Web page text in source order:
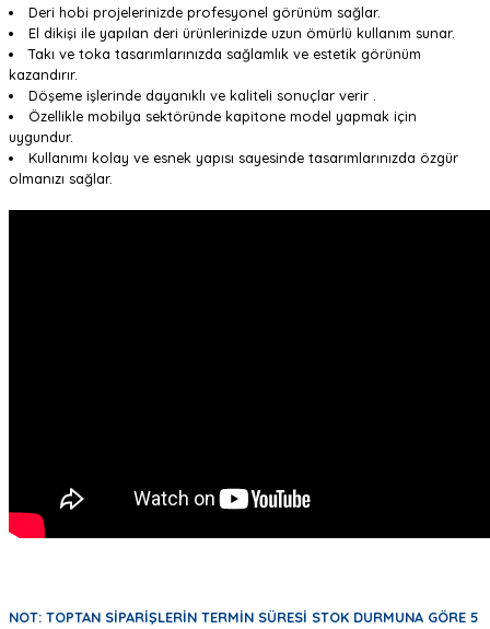
Deri hobi projelerinizde profesyonel görünüm sağlar.
El dikişi ile yapılan deri ürünlerinizde uzun ömürlü kullanım sunar.
Takı ve toka tasarımlarınızda sağlamlık ve estetik görünüm
kazandırır.
Döşeme işlerinde dayanıklı ve kaliteli sonuçlar verir .
Özellikle mobilya sektöründe kapitone model yapmak için
uygundur.
Kullanımı kolay ve esnek yapısı sayesinde tasarımlarınızda özgür
olmanızı sağlar.
NOT: TOPTAN SİPARİŞLERİN TERMİN SÜRESİ STOK DURMUNA GÖRE 5